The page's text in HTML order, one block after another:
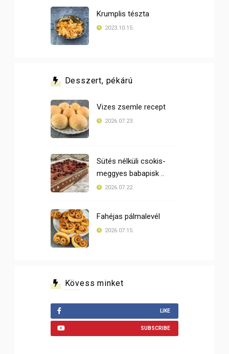
Krumplis tészta
2023.10.15.
Desszert, pékárú
Vizes zsemle recept
2026.07.23.
Sütés nélküli csokis-
meggyes babapisk ..
2026.07.22.
Fahéjas pálmalevél
2026.07.15.
Kövess minket
LIKE
SUBSCRIBE